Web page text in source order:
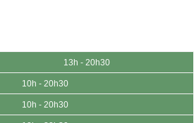
13h - 20h30
10h - 20h30
10h - 20h30